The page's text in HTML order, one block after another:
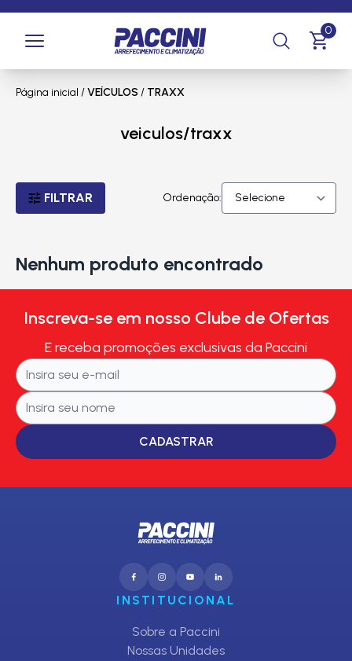
0
Página inicial /VEÍCULOS / TRAXX
veiculos/traxx
FILTRAR Ordenação:
Nenhum produto encontrado
Inscreva-se em nosso Clube de Ofertas
E receba promoções exclusivas da Paccini
CADASTRAR
INSTITUCIONAL
Sobre a Paccini
Nossas Unidades